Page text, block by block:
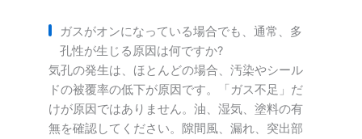
ガスがオンになっている場合でも、通常、多
孔性が生じる原因は何ですか?
気孔の発生は、ほとんどの場合、汚染やシール
ドの被覆率の低下が原因です。「ガス不足」だ
けが原因ではありません。油、湿気、塗料の有
無を確認してください。隙間風、漏れ、突出部